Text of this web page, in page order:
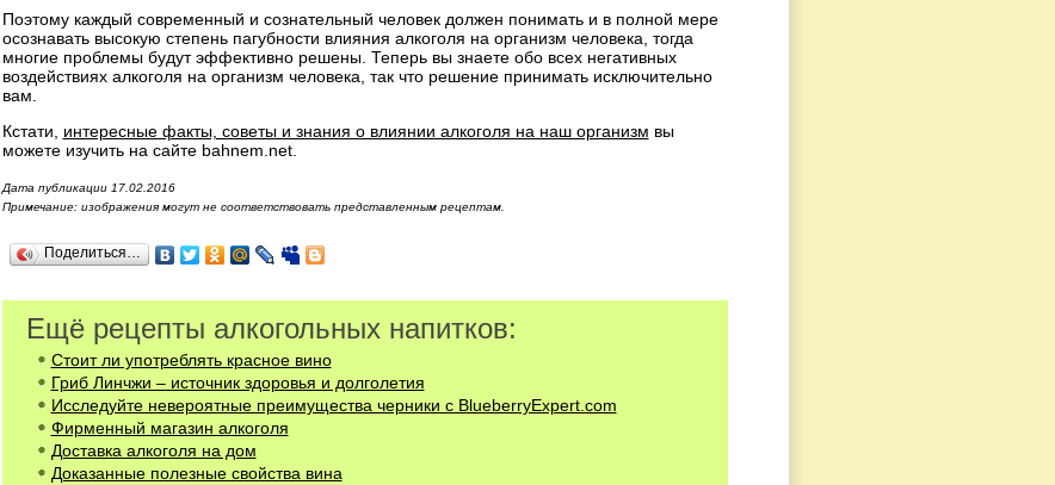
Поэтому каждый современный и сознательный человек должен понимать и в полной мере
осознавать высокую степень пагубности влияния алкоголя на организм человека, тогда
многие проблемы будут эффективно решены. Теперь вы знаете обо всех негативных
воздействиях алкоголя на организм человека, так что решение принимать исключительно
вам.
Кстати, интересные факты, советы и знания о влиянии алкоголя на наш организм вы
можете изучить на сайте bahnem.net.
Дата публикации 17.02.2016
Примечание: изображения могут не соответствовать представленным рецептам.
Поделиться…
Ещё рецепты алкогольных напитков:
Стоит ли употреблять красное вино
Гриб Линчжи – источник здоровья и долголетия
Исследуйте невероятные преимущества черники с BlueberryExpert.com
Фирменный магазин алкоголя
Доставка алкоголя на дом
Доказанные полезные свойства вина